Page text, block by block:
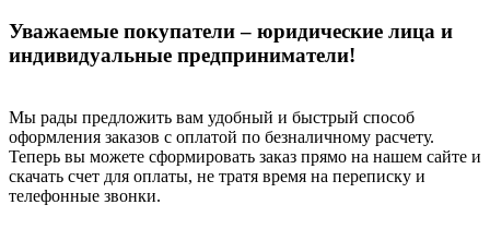
Уважаемые покупатели – юридические лица и
индивидуальные предприниматели!
Мы рады предложить вам удобный и быстрый способ
оформления заказов с оплатой по безналичному расчету.
Теперь вы можете сформировать заказ прямо на нашем сайте и
скачать счет для оплаты, не тратя время на переписку и
телефонные звонки.